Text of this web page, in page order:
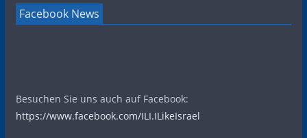
Facebook News
Besuchen Sie uns auch auf Facebook:
https://www.facebook.com/ILI.ILikeIsrael